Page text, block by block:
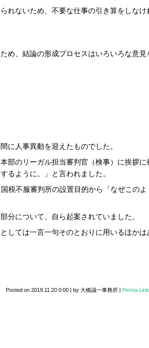
れないため、不要な仕事の引き算をしなけ
め、結論の形成プロセスはいろいろな意見
に人事異動を迎えたものでした。
部のリーガル担当審判官（検事）に挨拶に
るように。」と言われました。
税不服審判所の設置目的から「なぜこのよ
分について、自ら起案されていました。
しては一言一句そのとおりに用いるほかは
Posted on 2019.11.20 0:00 | by 大橋誠一事務所 | Perma Link